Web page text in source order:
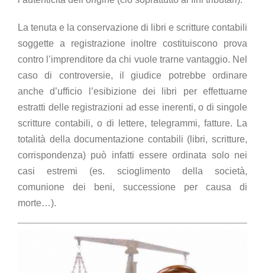
La tenuta e la conservazione di libri e scritture contabili
soggette a registrazione inoltre costituiscono prova
contro l’imprenditore da chi vuole trarne vantaggio. Nel
caso di controversie, il giudice potrebbe ordinare
anche d’ufficio l’esibizione dei libri per effettuarne
estratti delle registrazioni ad esse inerenti, o di singole
scritture contabili, o di lettere, telegrammi, fatture. La
totalità della documentazione contabili (libri, scritture,
corrispondenza) può infatti essere ordinata solo nei
casi estremi (es. scioglimento della società,
comunione dei beni, successione per causa di
morte…).